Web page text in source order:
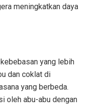
meningkatkan daya
yang lebih
dan coklat di
yang berbeda.
oleh abu-abu dengan